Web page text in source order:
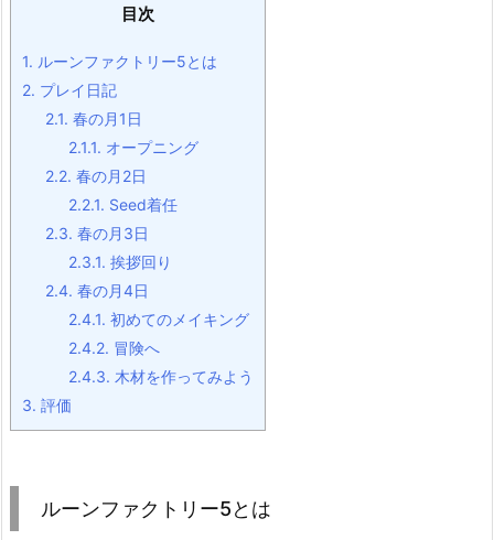
目次
1. ルーンファクトリー5とは
2. プレイ日記
2.1. 春の月1日
2.1.1. オープニング
2.2. 春の月2日
2.2.1. Seed着任
2.3. 春の月3日
2.3.1. 挨拶回り
2.4. 春の月4日
2.4.1. 初めてのメイキング
2.4.2. 冒険へ
2.4.3. 木材を作ってみよう
3. 評価
ルーンファクトリー5とは